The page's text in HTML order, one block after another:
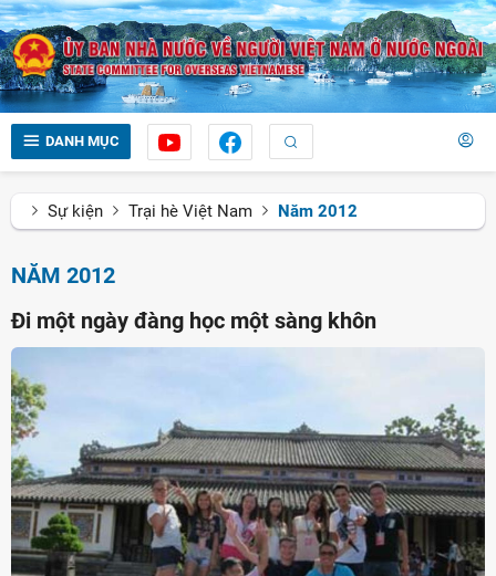
DANH MỤC
Sự kiện Trại hè Việt Nam Năm 2012
NĂM 2012
Đi một ngày đàng học một sàng khôn